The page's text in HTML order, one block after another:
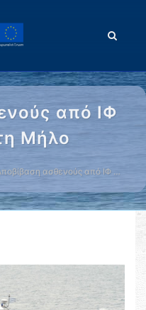
από ΙΦ
Μήλο
ασθενούς από ΙΦ …